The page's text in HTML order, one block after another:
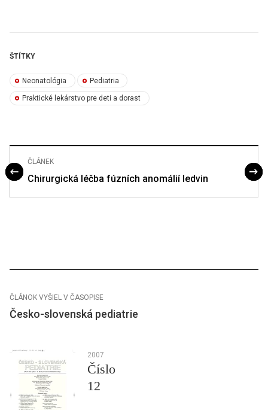
ŠTÍTKY
Neonatológia Pediatria
Praktické lekárstvo pre deti a dorast
ČLÁNEK
Chirurgická léčba fúzních anomálií ledvin
ČLÁNOK VYŠIEL V ČASOPISE
Česko-slovenská pediatrie
2007
Číslo
12